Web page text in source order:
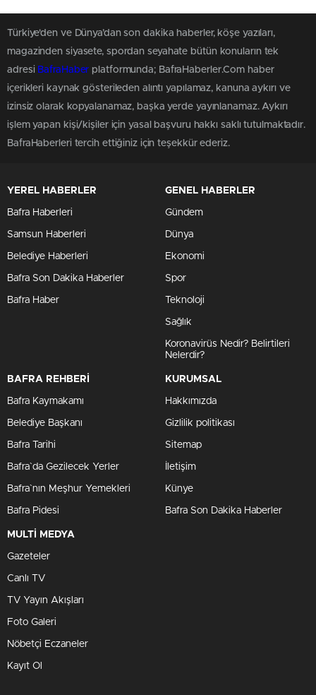
Türkiye'den ve Dünya’dan son dakika haberler, köşe yazıları,
magazinden siyasete, spordan seyahate bütün konuların tek
adresi BafraHaber platformunda; BafraHaberler.Com haber
içerikleri kaynak gösterileden alıntı yapılamaz, kanuna aykırı ve
izinsiz olarak kopyalanamaz, başka yerde yayınlanamaz. Aykırı
işlem yapan kişi/kişiler için yasal başvuru hakkı saklı tutulmaktadır.
BafraHaberleri tercih ettiğiniz için teşekkür ederiz.
YEREL HABERLER
Bafra Haberleri
Samsun Haberleri
Belediye Haberleri
Bafra Son Dakika Haberler
Bafra Haber
GENEL HABERLER
Gündem
Dünya
Ekonomi
Spor
Teknoloji
Sağlık
Koronavirüs Nedir? Belirtileri
Nelerdir?
BAFRA REHBERİ
Bafra Kaymakamı
Belediye Başkanı
Bafra Tarihi
Bafra`da Gezilecek Yerler
Bafra`nın Meşhur Yemekleri
Bafra Pidesi
KURUMSAL
Hakkımızda
Gizlilik politikası
Sitemap
İletişim
Künye
Bafra Son Dakika Haberler
MULTİ MEDYA
Gazeteler
Canlı TV
TV Yayın Akışları
Foto Galeri
Nöbetçi Eczaneler
Kayıt Ol